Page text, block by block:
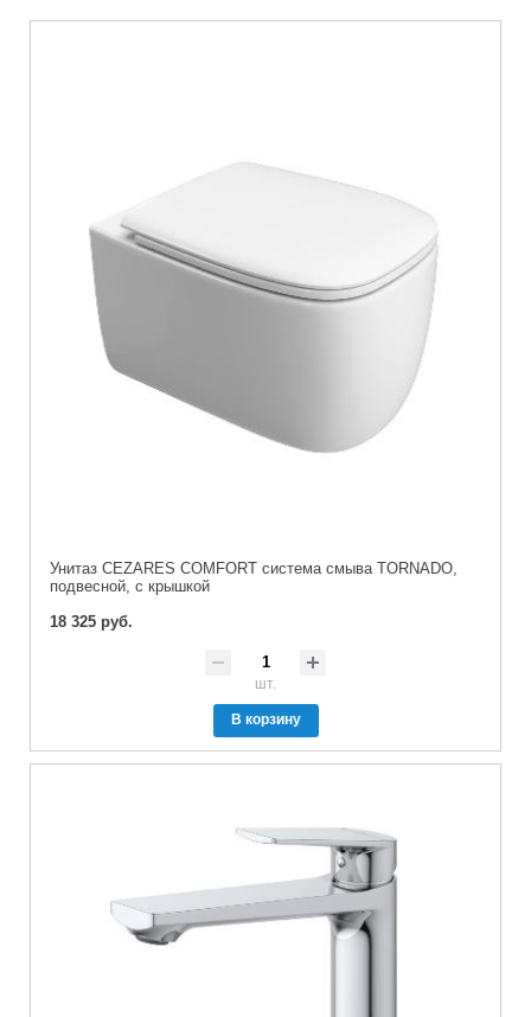
Унитаз CEZARES COMFORT система смыва TORNADO,
подвесной, с крышкой
18 325 руб.
шт.
В корзину